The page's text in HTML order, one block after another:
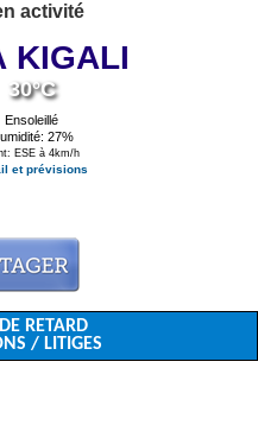
activité
KIGALI
30°C
Ensoleillé
27%
ESE à 4km/h
et prévisions
RETARD
/ LITIGES